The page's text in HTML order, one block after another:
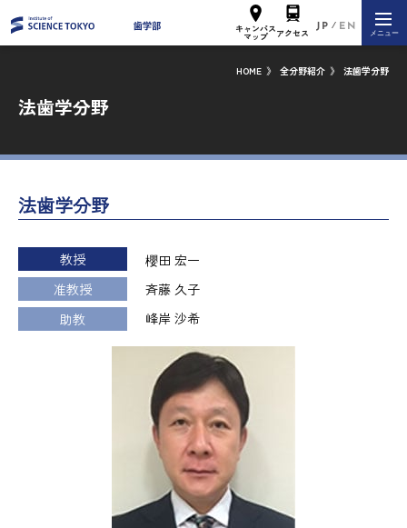
キャンパス
マップ アクセス
JP EN
メニュー
HOME 》 全分野紹介 》 法歯学分野
法歯学分野
法歯学分野
教授
櫻田 宏一
准教授
斉藤 久子
助教
峰岸 沙希